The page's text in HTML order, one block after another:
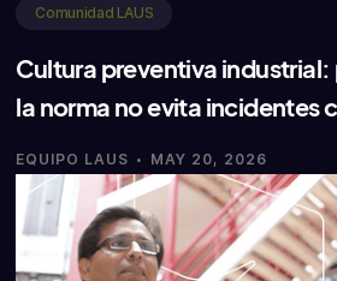
Comunidad LAUS
Cultura preventiva
la norma no evita incidentes
EQUIPO LAUS · MAY 20, 2026